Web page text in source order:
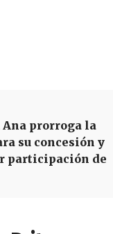
Ana prorroga la
su concesión y
participación de